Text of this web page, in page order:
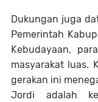
Dukungan juga
Pemerintah
Kebudayaan,
masyarakat luas.
gerakan ini
Jordi adalah